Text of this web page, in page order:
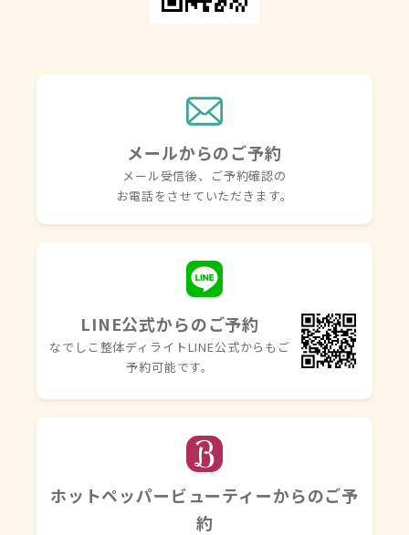
メールからのご予約
メール受信後、ご予約確認の
お電話をさせていただきます。
LINE公式からのご予約
なでしこ整体ディライトLINE公式からもご
予約可能です。
ホットペッパービューティーからのご予
約